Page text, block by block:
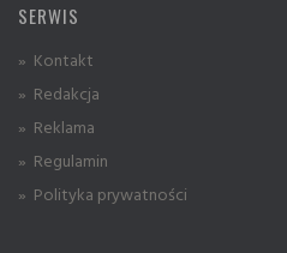
SERWIS
» Kontakt
» Redakcja
» Reklama
» Regulamin
» Polityka prywatności